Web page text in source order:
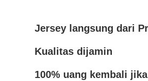
Jersey langsung dari
Kualitas dijamin
100% uang kembali